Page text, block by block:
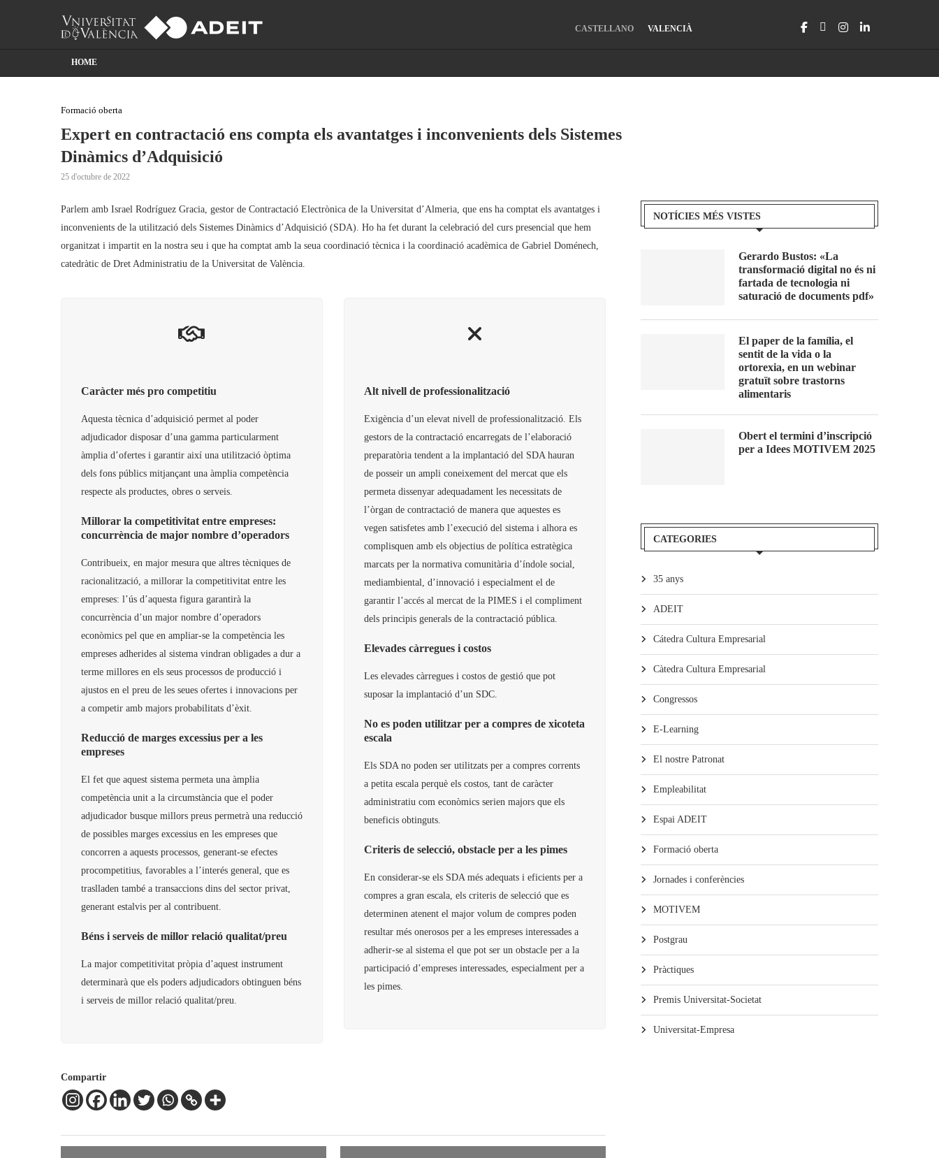
CASTELLANO VALENCIÀ
HOME
Formació oberta
Expert en contractació ens compta els avantatges i inconvenients dels Sistemes
Dinàmics d’Adquisició
25 d'octubre de 2022
Parlem amb Israel Rodríguez Gracia, gestor de Contractació Electrònica de la Universitat d’Almeria, que ens ha comptat els avantatges i
inconvenients de la utilització dels Sistemes Dinàmics d’Adquisició (SDA). Ho ha fet durant la celebració del curs presencial que hem
organitzat i impartit en la nostra seu i que ha comptat amb la seua coordinació tècnica i la coordinació acadèmica de Gabriel Doménech,
catedràtic de Dret Administratiu de la Universitat de València.
Caràcter més pro competitiu
Aquesta tècnica d’adquisició permet al poder
adjudicador disposar d’una gamma particularment
àmplia d’ofertes i garantir així una utilització òptima
dels fons públics mitjançant una àmplia competència
respecte als productes, obres o serveis.
Millorar la competitivitat entre empreses:
concurrència de major nombre d’operadors
Contribueix, en major mesura que altres tècniques de
racionalització, a millorar la competitivitat entre les
empreses: l’ús d’aquesta figura garantirà la
concurrència d’un major nombre d’operadors
econòmics pel que en ampliar-se la competència les
empreses adherides al sistema vindran obligades a dur a
terme millores en els seus processos de producció i
ajustos en el preu de les seues ofertes i innovacions per
a competir amb majors probabilitats d’èxit.
Reducció de marges excessius per a les
empreses
El fet que aquest sistema permeta una àmplia
competència unit a la circumstància que el poder
adjudicador busque millors preus permetrà una reducció
de possibles marges excessius en les empreses que
concorren a aquests processos, generant-se efectes
procompetitius, favorables a l’interés general, que es
traslladen també a transaccions dins del sector privat,
generant estalvis per al contribuent.
Béns i serveis de millor relació qualitat/preu
La major competitivitat pròpia d’aquest instrument
determinarà que els poders adjudicadors obtinguen béns
i serveis de millor relació qualitat/preu.
Alt nivell de professionalització
Exigència d’un elevat nivell de professionalització. Els
gestors de la contractació encarregats de l’elaboració
preparatòria tendent a la implantació del SDA hauran
de posseir un ampli coneixement del mercat que els
permeta dissenyar adequadament les necessitats de
l’òrgan de contractació de manera que aquestes es
vegen satisfetes amb l’execució del sistema i alhora es
complisquen amb els objectius de política estratègica
marcats per la normativa comunitària d’índole social,
mediambiental, d’innovació i especialment el de
garantir l’accés al mercat de la PIMES i el compliment
dels principis generals de la contractació pública.
Elevades càrregues i costos
Les elevades càrregues i costos de gestió que pot
suposar la implantació d’un SDC.
No es poden utilitzar per a compres de xicoteta
escala
Els SDA no poden ser utilitzats per a compres corrents
a petita escala perquè els costos, tant de caràcter
administratiu com econòmics serien majors que els
beneficis obtinguts.
Criteris de selecció, obstacle per a les pimes
En considerar-se els SDA més adequats i eficients per a
compres a gran escala, els criteris de selecció que es
determinen atenent el major volum de compres poden
resultar més onerosos per a les empreses interessades a
adherir-se al sistema el que pot ser un obstacle per a la
participació d’empreses interessades, especialment per a
les pimes.
Compartir
NOTÍCIES MÉS VISTES
Gerardo Bustos: «La
transformació digital no és ni
fartada de tecnologia ni
saturació de documents pdf»
El paper de la família, el
sentit de la vida o la
ortorexia, en un webinar
gratuït sobre trastorns
alimentaris
Obert el termini d’inscripció
per a Idees MOTIVEM 2025
CATEGORIES
35 anys
ADEIT
Cátedra Cultura Empresarial
Càtedra Cultura Empresarial
Congressos
E-Learning
El nostre Patronat
Empleabilitat
Espai ADEIT
Formació oberta
Jornades i conferències
MOTIVEM
Postgrau
Pràctiques
Premis Universitat-Societat
Universitat-Empresa